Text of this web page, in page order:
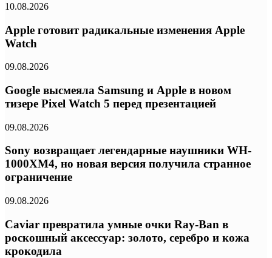
10.08.2026
Apple готовит радикальные изменения Apple
Watch
09.08.2026
Google высмеяла Samsung и Apple в новом
тизере Pixel Watch 5 перед презентацией
09.08.2026
Sony возвращает легендарные наушники WH-
1000XM4, но новая версия получила странное
ограничение
09.08.2026
Caviar превратила умные очки Ray-Ban в
роскошный аксессуар: золото, серебро и кожа
крокодила